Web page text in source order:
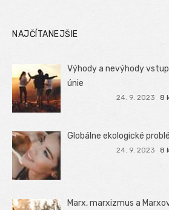
NAJČÍTANEJŠIE
Výhody a nevýhody
únie
24. 9. 2023 8
Globálne ekologické
24. 9. 2023 8
Marx, marxizmus a